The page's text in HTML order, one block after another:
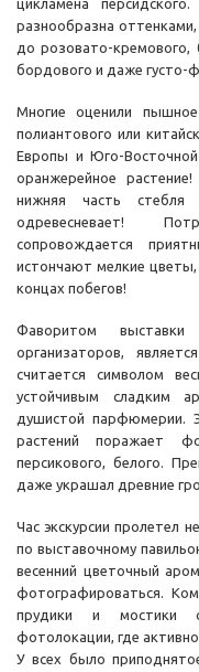
цикламена
разнообразна
до розовато-кремового,
бордового и даже густо-
Многие оценили
полиантового или
Европы и Юго-
оранжерейное
нижняя часть стебля
одревесневает!
сопровождается
истончают мелкие
концах побегов!
Фаворитом
организаторов,
считается символом
устойчивым сладким
душистой парфюмерии.
растений поражает
персикового, белого.
даже украшал древние
Час экскурсии пролетел
по выставочному
весенний цветочный
фотографироваться.
прудики и мостики
фотолокации, где
У всех было